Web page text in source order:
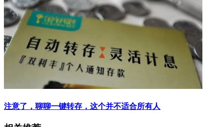
注意了，聊聊一键转存，这个并不适合所有人